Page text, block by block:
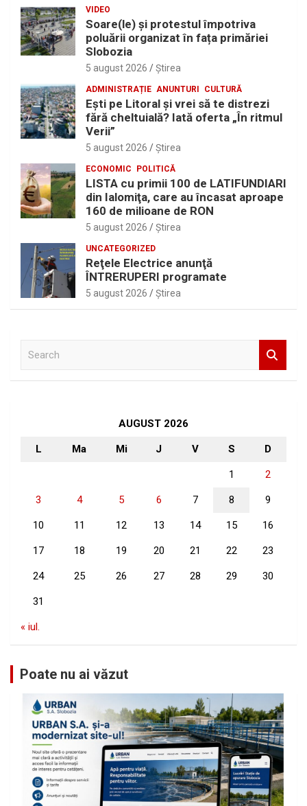
VIDEO
Soare(le) și protestul împotriva
poluării organizat în fața primăriei
Slobozia
5 august 2026 Ştirea
ADMINISTRAȚIE ANUNTURI CULTURĂ
Eşti pe Litoral şi vrei să te distrezi
fără cheltuială? Iată oferta „În ritmul
Verii”
5 august 2026 Ştirea
ECONOMIC POLITICĂ
LISTA cu primii 100 de LATIFUNDIARI
din Ialomiţa, care au încasat aproape
160 de milioane de RON
5 august 2026 Ştirea
UNCATEGORIZED
Reţele Electrice anunţă
ÎNTRERUPERI programate
5 august 2026 Ştirea
AUGUST 2026
L Ma Mi J V S D
1 2
3 4 5 6 7 8 9
10 11 12 13 14 15 16
17 18 19 20 21 22 23
24 25 26 27 28 29 30
31
« iul.
Poate nu ai văzut